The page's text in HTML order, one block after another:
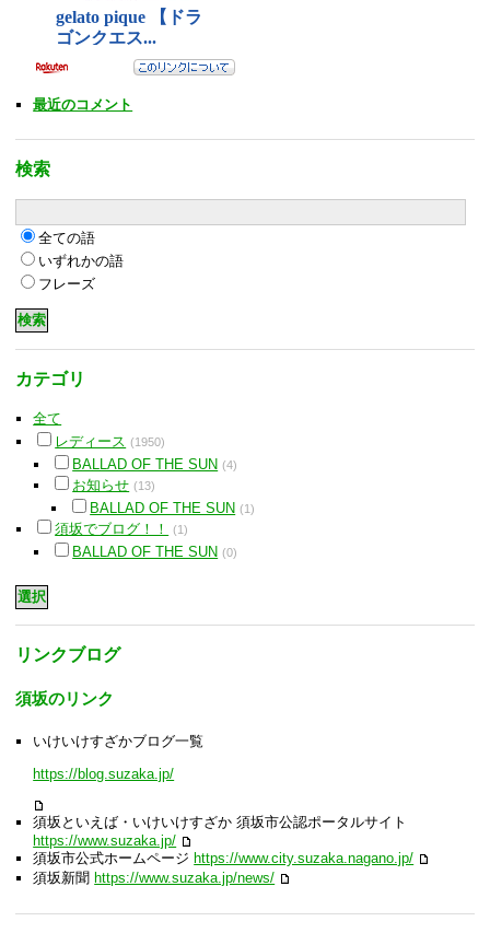
最近のコメント
検索
全ての語
いずれかの語
フレーズ
カテゴリ
全て
レディース (1950)
BALLAD OF THE SUN (4)
お知らせ (13)
BALLAD OF THE SUN (1)
須坂でブログ！！ (1)
BALLAD OF THE SUN (0)
リンクブログ
須坂のリンク
いけいけすざかブログ一覧
https://blog.suzaka.jp/
須坂といえば・いけいけすざか 須坂市公認ポータルサイト
https://www.suzaka.jp/
須坂市公式ホームページ https://www.city.suzaka.nagano.jp/
須坂新聞 https://www.suzaka.jp/news/